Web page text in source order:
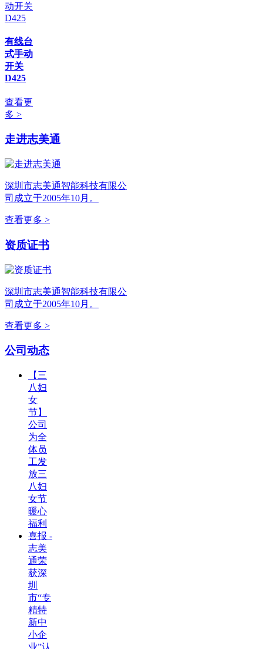
有线台
式手动
开关
D425
查看更
多 >
走进志美通
深圳市志美通智能科技有限公
司成立于2005年10月。
查看更多 >
资质证书
深圳市志美通智能科技有限公
司成立于2005年10月。
查看更多 >
公司动态
【三
八妇
女
节】
公司
为全
体员
工发
放三
八妇
女节
暖心
福利
喜报 -
志美
通荣
获深
圳
市“专
精特
新中
小企
业”认